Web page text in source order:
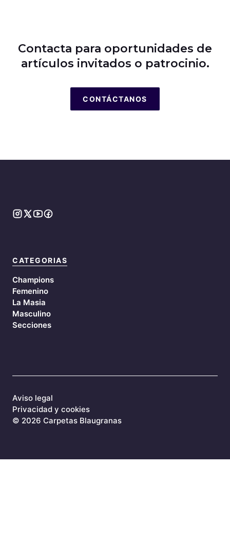
Contacta para oportunidades de
artículos invitados o patrocinio.
CONTÁCTANOS
CATEGORIAS
Champions
Femenino
La Masia
Masculino
Secciones
© 2026 Carpetas Blaugranas
Aviso legal
Privacidad y cookies